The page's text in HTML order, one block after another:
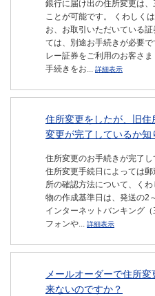
銀行に届け出の住所変更は
ことが可能です。 くわしく
お、お取引いただいている
ては、別途お手続きが必要
レー証券をご利用のお客さ
手続きをお... 詳細表示
住所変更をしたが、旧
変更が完了しているか知
住所変更のお手続きが完了
住所変更手続日によっては
所の確認方法について、く
物の作成基準日は、発送の2
インターネットバンキング
フォンや... 詳細表示
メールオーダーで住所
来ないのですか？